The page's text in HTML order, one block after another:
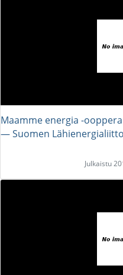
Maamme energia -
― Suomen Lähienergialiitto
Julkaistu